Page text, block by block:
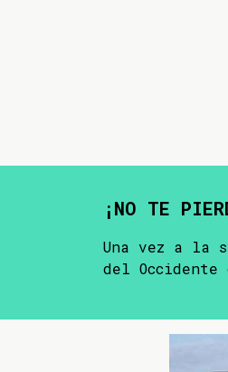
¡NO TE
Una vez a la
del